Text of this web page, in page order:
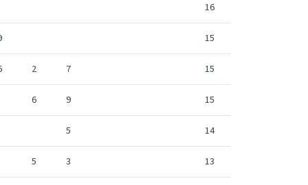
16
15
2 7 15
6 9 15
5 14
5 3 13